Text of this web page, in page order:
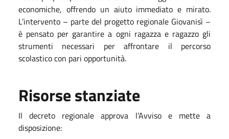
economiche, offrendo un aiuto immediato e mirato.
L’intervento – parte del progetto regionale Giovanisì –
è pensato per garantire a ogni ragazza e ragazzo gli
strumenti necessari per affrontare il percorso
scolastico con pari opportunità.
Risorse stanziate
Il decreto regionale approva l’Avviso e mette a
disposizione: